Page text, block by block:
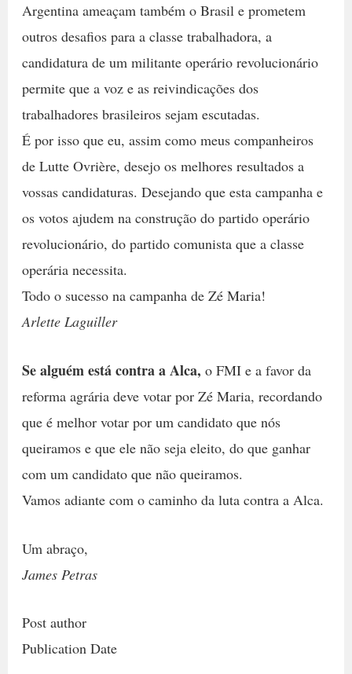
Argentina ameaçam também o Brasil e prometem
outros desafios para a classe trabalhadora, a
candidatura de um militante operário revolucionário
permite que a voz e as reivindicações dos
trabalhadores brasileiros sejam escutadas.
É por isso que eu, assim como meus companheiros
de Lutte Ovrière, desejo os melhores resultados a
vossas candidaturas. Desejando que esta campanha e
os votos ajudem na construção do partido operário
revolucionário, do partido comunista que a classe
operária necessita.
Todo o sucesso na campanha de Zé Maria!
Arlette Laguiller
Se alguém está contra a Alca, o FMI e a favor da
reforma agrária deve votar por Zé Maria, recordando
que é melhor votar por um candidato que nós
queiramos e que ele não seja eleito, do que ganhar
com um candidato que não queiramos.
Vamos adiante com o caminho da luta contra a Alca.
Um abraço,
James Petras
Post author
Publication Date